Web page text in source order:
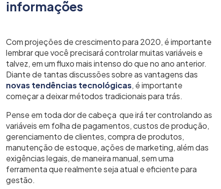
informações
Com projeções de crescimento para 2020, é importante
lembrar que você precisará controlar muitas variáveis e
talvez, em um fluxo mais intenso do que no ano anterior.
Diante de tantas discussões sobre as vantagens das
novas tendências tecnológicas, é importante
começar a deixar métodos tradicionais para trás.
Pense em toda dor de cabeça que irá ter controlando as
variáveis em folha de pagamentos, custos de produção,
gerenciamento de clientes, compra de produtos,
manutenção de estoque, ações de marketing, além das
exigências legais, de maneira manual, sem uma
ferramenta que realmente seja atual e eficiente para
gestão.